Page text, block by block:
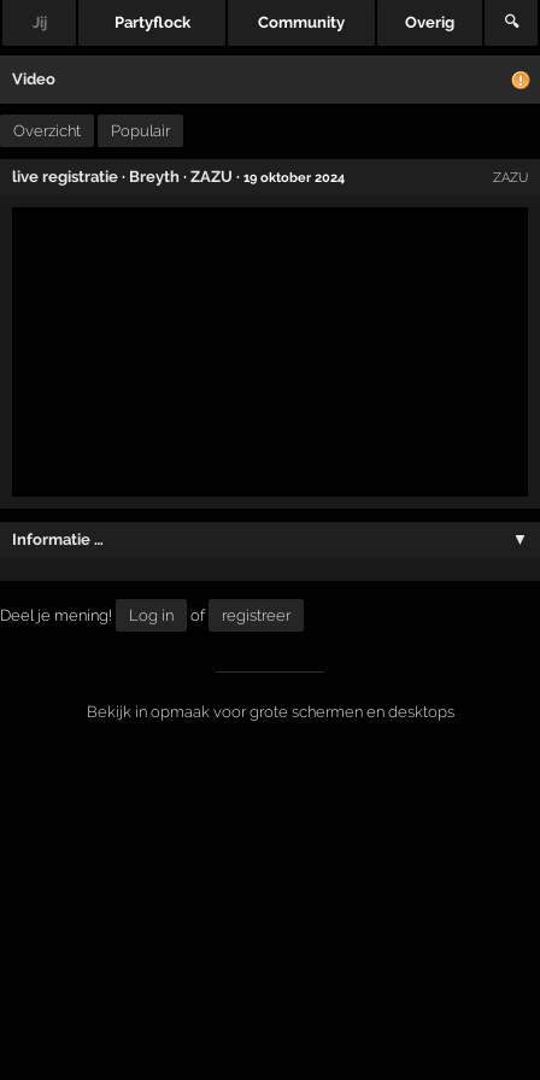
Jij Partyflock Community Overig 🔍
Video
Overzicht Populair
live registratie · Breyth ·ZAZU ·19 oktober 2024 ZAZU
Informatie … ▼
Deel je mening! Log in of registreer
Bekijk in opmaak voor grote schermen en desktops